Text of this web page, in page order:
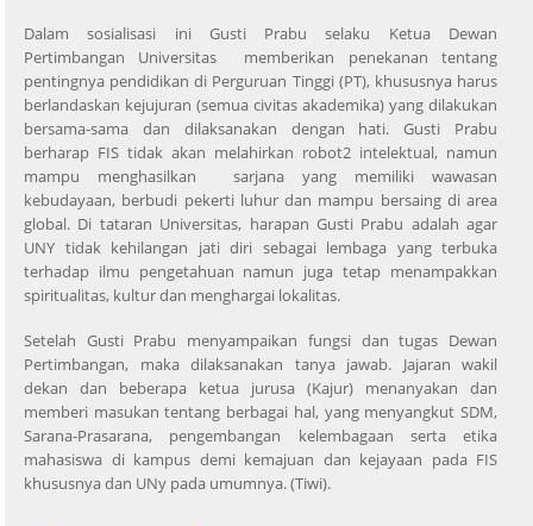
Dalam sosialisasi ini Gusti Prabu selaku Ketua Dewan
Pertimbangan Universitas memberikan penekanan tentang
pentingnya pendidikan di Perguruan Tinggi (PT), khususnya harus
berlandaskan kejujuran (semua civitas akademika) yang dilakukan
bersama-sama dan dilaksanakan dengan hati. Gusti Prabu
berharap FIS tidak akan melahirkan robot2 intelektual, namun
mampu menghasilkan sarjana yang memiliki wawasan
kebudayaan, berbudi pekerti luhur dan mampu bersaing di area
global. Di tataran Universitas, harapan Gusti Prabu adalah agar
UNY tidak kehilangan jati diri sebagai lembaga yang terbuka
terhadap ilmu pengetahuan namun juga tetap menampakkan
spiritualitas, kultur dan menghargai lokalitas.
Setelah Gusti Prabu menyampaikan fungsi dan tugas Dewan
Pertimbangan, maka dilaksanakan tanya jawab. Jajaran wakil
dekan dan beberapa ketua jurusa (Kajur) menanyakan dan
memberi masukan tentang berbagai hal, yang menyangkut SDM,
Sarana-Prasarana, pengembangan kelembagaan serta etika
mahasiswa di kampus demi kemajuan dan kejayaan pada FIS
khususnya dan UNy pada umumnya. (Tiwi).